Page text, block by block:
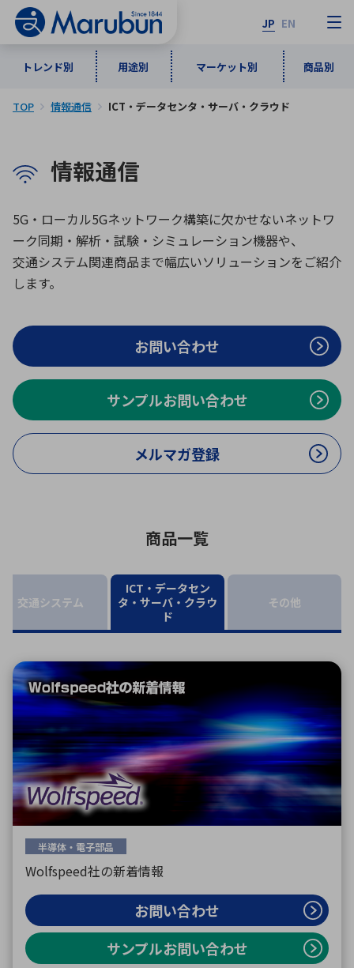
JP EN
トレンド別 用途別 マーケット別 商品別
トレンド別
インダストリアルDXソリューション
5G・Local 5G
データセンタ・クラウド
用途別
通信・ネットワーク
監視・セキュリティ
接着・接合
照射
シミュレーター
環境構築・開発システム
半導体・電子部品小ロット
マーケット別
民生 医療
商品別
計測・測定・表示機器
ICTソリューション 組立・ロボティクス
組込コンピュータ
医療機器
メーカ一覧
50音順
あ行 か行 さ行
た行
な行
は行 ま行
や行
ら行
わ行
アルファベット順
A B C
D
F G
N O
TOP 情報通信 ICT・データセンタ・サーバ・クラウド
情報通信
5G・ローカル5Gネットワーク構築に欠かせないネットワ
ーク同期・解析・試験・シミュレーション機器や、
交通システム関連商品まで幅広いソリューションをご紹介
します。
お問い合わせ
サンプルお問い合わせ
メルマガ登録
商品一覧
交通システム
ICT・データセン
タ・サーバ・クラウ
ド
その他
半導体・電子部品
Wolfspeed社の新着情報
お問い合わせ
サンプルお問い合わせ